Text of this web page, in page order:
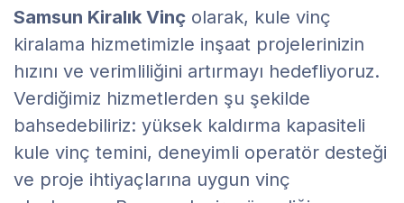
Samsun Kiralık Vinç olarak, kule vinç
kiralama hizmetimizle inşaat projelerinizin
hızını ve verimliliğini artırmayı hedefliyoruz.
Verdiğimiz hizmetlerden şu şekilde
bahsedebiliriz: yüksek kaldırma kapasiteli
kule vinç temini, deneyimli operatör desteği
ve proje ihtiyaçlarına uygun vinç